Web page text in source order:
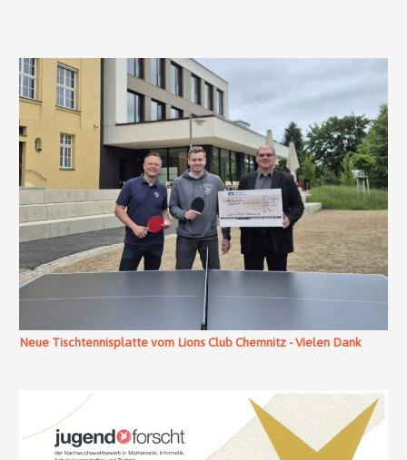
Neue Tischtennisplatte vom Lions Club Chemnitz - Vielen Dank